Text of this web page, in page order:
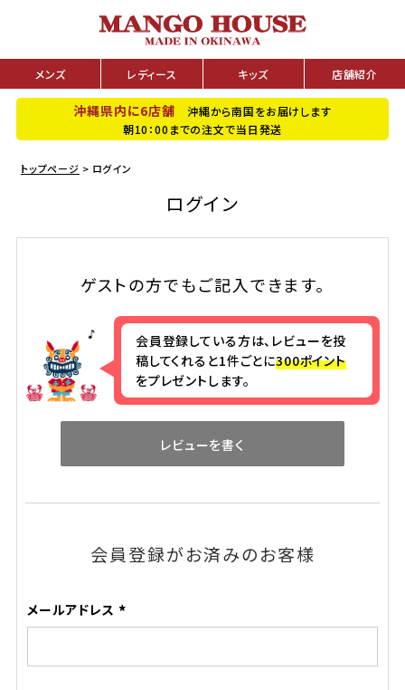
メンズ レディース キッズ 店舗紹介
沖縄県内に6店舗 沖縄から南国をお届けします
朝10：00までの注文で当日発送
トップページ ログイン
ログイン
ゲストの方でもご記入できます。
会員登録している方は、レビューを投
稿してくれると1件ごとに300ポイント
をプレゼントします。
レビューを書く
会員登録がお済みのお客様
メールアドレス
(必